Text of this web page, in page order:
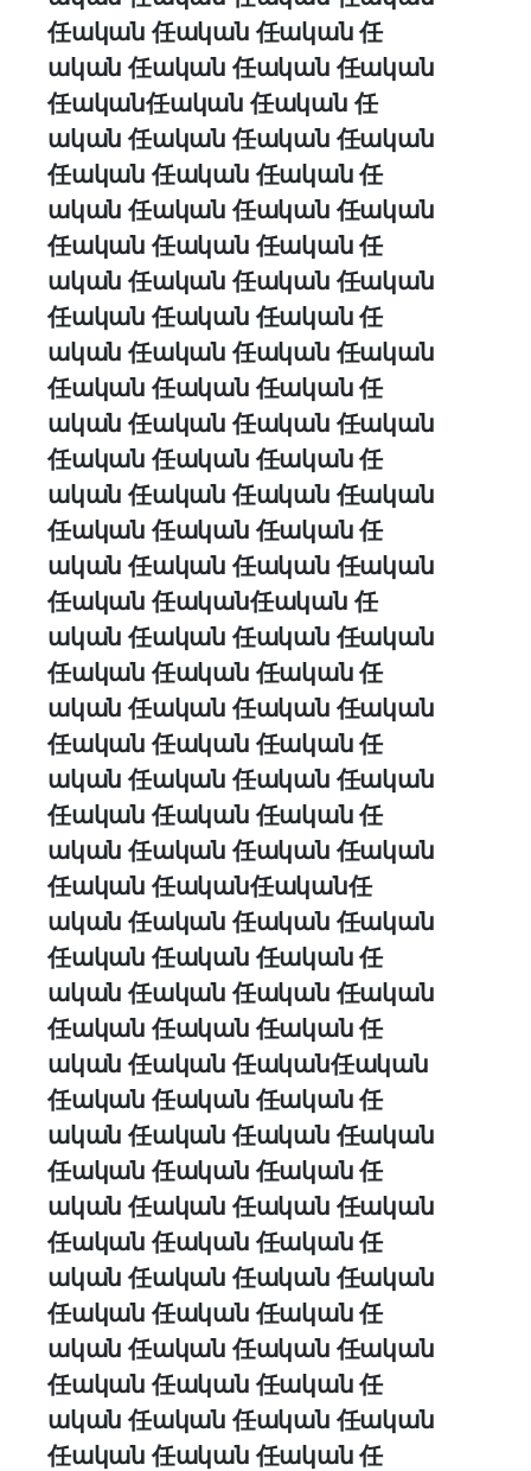
任ական 任ական 任ական 任
ական 任ական 任ական 任ական
任ական任ական 任ական 任
ական 任ական 任ական 任ական
任ական 任ական 任ական 任
ական 任ական 任ական 任ական
任ական 任ական 任ական 任
ական 任ական 任ական 任ական
任ական 任ական 任ական 任
ական 任ական 任ական 任ական
任ական 任ական 任ական 任
ական 任ական 任ական 任ական
任ական 任ական 任ական 任
ական 任ական 任ական 任ական
任ական 任ական 任ական 任
ական 任ական 任ական 任ական
任ական 任ական任ական 任
ական 任ական 任ական 任ական
任ական 任ական 任ական 任
ական 任ական 任ական 任ական
任ական 任ական 任ական 任
ական 任ական 任ական 任ական
任ական 任ական 任ական 任
ական 任ական 任ական 任ական
任ական 任ական任ական任
ական 任ական 任ական 任ական
任ական 任ական 任ական 任
ական 任ական 任ական 任ական
任ական 任ական 任ական 任
ական 任ական 任ական任ական
任ական 任ական 任ական 任
ական 任ական 任ական 任ական
任ական 任ական 任ական 任
ական 任ական 任ական 任ական
任ական 任ական 任ական 任
ական 任ական 任ական 任ական
任ական 任ական 任ական 任
ական 任ական 任ական 任ական
任ական 任ական 任ական 任
ական 任ական 任ական 任ական
任ական 任ական 任ական 任